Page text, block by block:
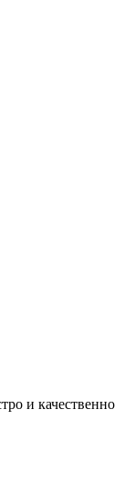
и качественно